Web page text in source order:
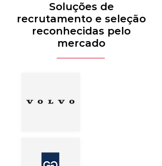
Soluções de
recrutamento e seleção
reconhecidas pelo
mercado